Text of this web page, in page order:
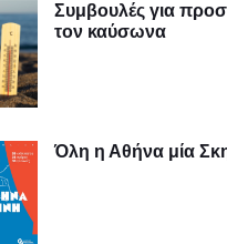
Συμβουλές για
τον καύσωνα
Όλη η Αθήνα μία